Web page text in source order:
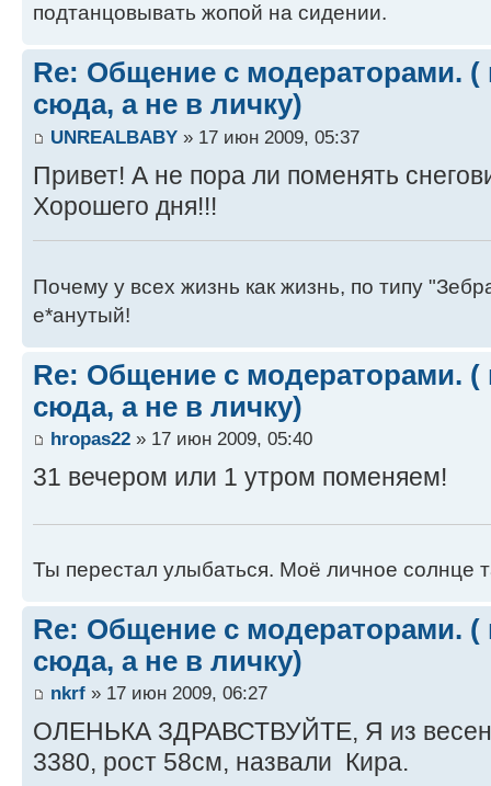
подтанцовывать жопой на сидении.
Re: Общение с модераторами.
сюда, а не в личку)
UNREALBABY » 17 июн 2009, 05:37
Привет! А не пора ли поменять
Хорошего дня!!!
Почему у всех жизнь как жизнь, по типу
е*анутый!
Re: Общение с модераторами.
сюда, а не в личку)
hropas22 » 17 июн 2009, 05:40
31 вечером или 1 утром поменяем!
Ты перестал улыбаться. Моё личное солнце
Re: Общение с модераторами.
сюда, а не в личку)
nkrf » 17 июн 2009, 06:27
ОЛЕНЬКА ЗДРАВСТВУЙТЕ, Я из
3380, рост 58см, назвали Кира.